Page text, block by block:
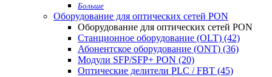
Больше
Оборудование для оптических сетей PON
Оборудование для оптических сетей PON
Станционное оборудование (OLT) (42)
Абонентское оборудование (ONT) (36)
Модули SFP/SFP+ PON (20)
Оптические делители PLC / FBT (45)